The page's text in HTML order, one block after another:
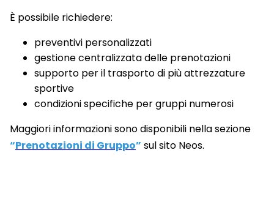
È possibile richiedere:
preventivi personalizzati
gestione centralizzata delle prenotazioni
supporto per il trasporto di più attrezzature
sportive
condizioni specifiche per gruppi numerosi
Maggiori informazioni sono disponibili nella sezione
“Prenotazioni di Gruppo” sul sito Neos.